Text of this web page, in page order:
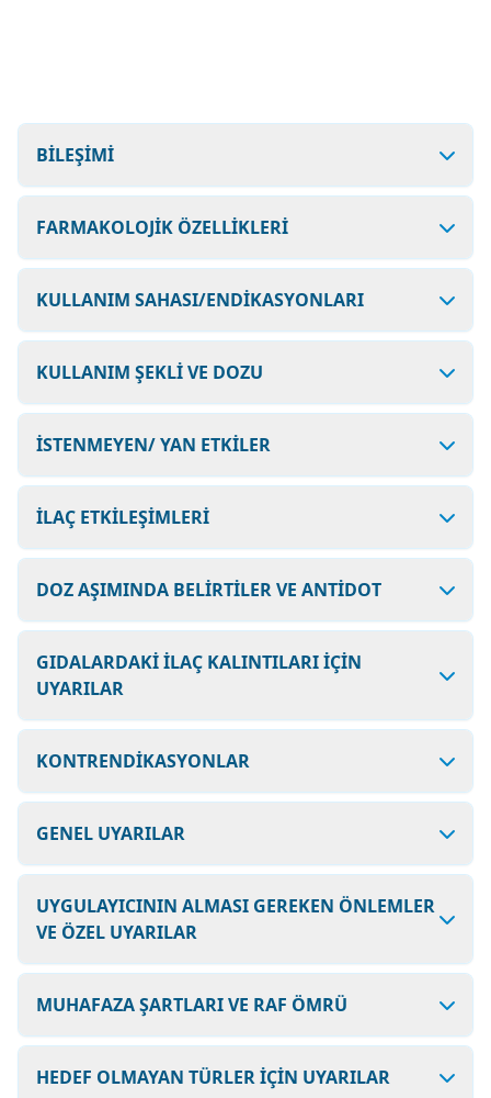
BİLEŞİMİ
FARMAKOLOJİK ÖZELLİKLERİ
KULLANIM SAHASI/ENDİKASYONLARI
KULLANIM ŞEKLİ VE DOZU
İSTENMEYEN/ YAN ETKİLER
İLAÇ ETKİLEŞİMLERİ
DOZ AŞIMINDA BELİRTİLER VE ANTİDOT
GIDALARDAKİ İLAÇ KALINTILARI İÇİN
UYARILAR
KONTRENDİKASYONLAR
GENEL UYARILAR
UYGULAYICININ ALMASI GEREKEN ÖNLEMLER
VE ÖZEL UYARILAR
MUHAFAZA ŞARTLARI VE RAF ÖMRÜ
HEDEF OLMAYAN TÜRLER İÇİN UYARILAR